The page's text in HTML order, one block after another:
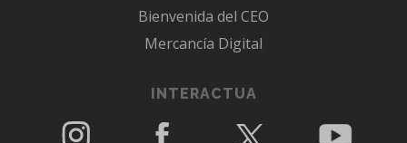
Bienvenida del CEO
Mercancía Digital
INTERACTUA